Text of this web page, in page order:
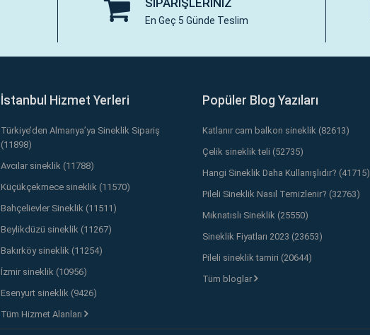
SIPARIŞLERINIZ
En Geç 5 Günde Teslim
İstanbul Hizmet Yerleri
Türkiye’den Almanya’ya Sineklik Sipariş
(11898)
Avcılar sineklik (11788)
Küçükçekmece sineklik (11570)
Bahçelievler Sineklik (11511)
Beylikdüzü sineklik (11267)
Bakırköy sineklik (11254)
İzmir sineklik (10956)
Esenyurt sineklik (9426)
Tüm Hizmet Alanları
Popüler Blog Yazıları
Katlanır cam balkon sineklik (82613)
Çelik sineklik teli (52735)
Hangi Sineklik Daha Kullanışlıdır? (41715)
Pileli Sineklik Nasıl Temizlenir? (32763)
Mıknatıslı Sineklik (25550)
Sineklik Fiyatları 2023 (23653)
Pileli sineklik tamiri (20644)
Tüm bloglar